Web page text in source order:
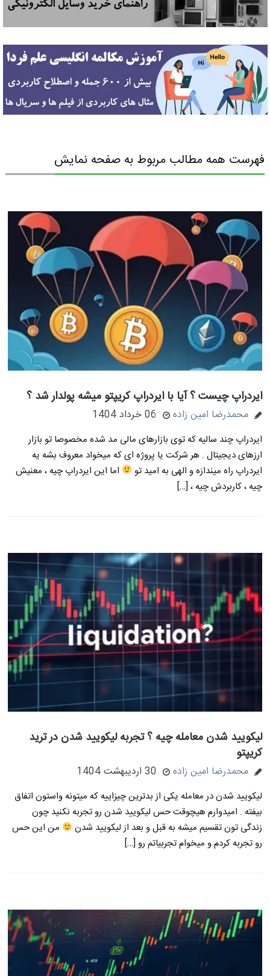
فهرست همه مطالب مربوط به صفحه نمايش
ایردراپ چیست ؟ آیا با ایردراپ کریپتو میشه پولدار شد ؟
محمدرضا امین زاده 06 خرداد 1404
ایردراپ چند سالیه که توی بازارهای مالی مد شده مخصوصا تو بازار
ارزهای دیجیتال . هر شرکت یا پروژه ای که میخواد معروف بشه یه
ایردراپ راه میندازه و الهی به امید تو
اما این ایردراپ چیه ، معنیش
چیه ، کاربردش چیه ، […]
لیکویید شدن معامله چیه ؟ تجربه لیکویید شدن در ترید
کریپتو
محمدرضا امین زاده 30 اردیبهشت 1404
لیکویید شدن در معامله یکی از بدترین چیزاییه که میتونه واستون اتفاق
بیفته . امیدوارم هیچوقت حس لیکویید شدن رو تجربه نکنید چون
زندگی تون تقسیم میشه به قبل و بعد از لیکویید شدن
من این حس
رو تجربه کردم و میخوام تجربیاتم رو […]